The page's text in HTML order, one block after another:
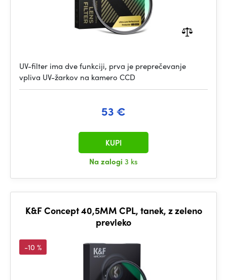
UV-filter ima dve funkciji, prva je preprečevanje
vpliva UV-žarkov na kamero CCD
53 €
Na zalogi 3 ks
KUPI
K&F Concept 40,5MM CPL, tanek, z zeleno
prevleko
-10 %